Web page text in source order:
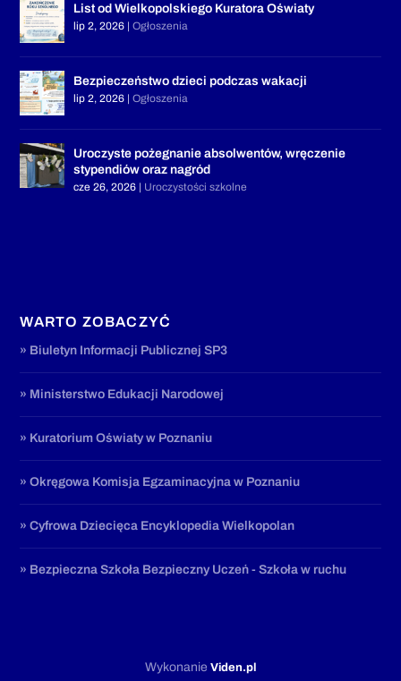
List od Wielkopolskiego Kuratora Oświaty
lip 2, 2026 |Ogłoszenia
Bezpieczeństwo dzieci podczas wakacji
lip 2, 2026 |Ogłoszenia
Uroczyste pożegnanie absolwentów, wręczenie
stypendiów oraz nagród
cze 26, 2026 | Uroczystości szkolne
WARTO ZOBACZYĆ
» Biuletyn Informacji Publicznej SP3
» Ministerstwo Edukacji Narodowej
» Kuratorium Oświaty w Poznaniu
» Okręgowa Komisja Egzaminacyjna w Poznaniu
» Cyfrowa Dziecięca Encyklopedia Wielkopolan
» Bezpieczna Szkoła Bezpieczny Uczeń - Szkoła w ruchu
Wykonanie Viden.pl